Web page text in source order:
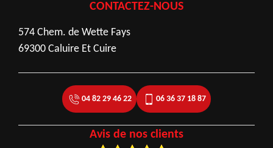
CONTACTEZ-NOUS
574 Chem. de Wette Fays
69300 Caluire Et Cuire
04 82 29 46 22 06 36 37 18 87
Avis de nos clients